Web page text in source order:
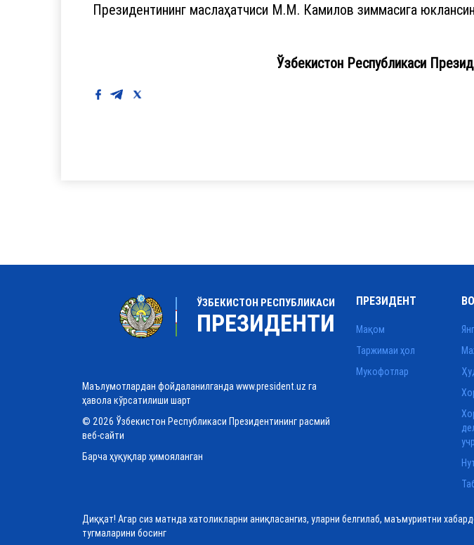
Президентининг маслаҳатчиси М.М. Камилов зиммасига
Ўзбекистон
ЎЗБЕКИСТОН РЕСПУБЛИКАСИ
ПРЕЗИДЕНТИ
Маълумотлардан фойдаланилганда www.president.uz га
ҳавола кўрсатилиши шарт
© 2026 Ўзбекистон Республикаси Президентининг расмий
веб-сайти
Барча ҳуқуқлар ҳимояланган
ПРЕЗИДЕНТ
Мақом
Таржимаи ҳол
Мукофотлар
Диққат! Агар сиз матнда хатоликларни аниқласангиз, уларни белгилаб, маъмуриятни
тугмаларини босинг